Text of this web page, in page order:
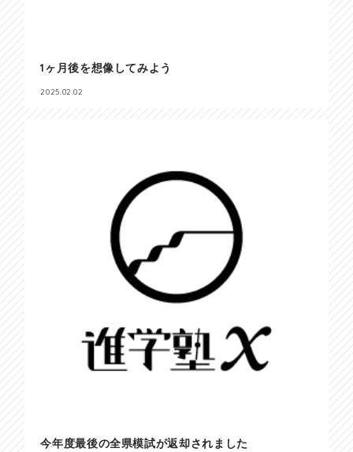
1ヶ月後を想像してみよう
2025.02.02
今年度最後の全県模試が返却されました